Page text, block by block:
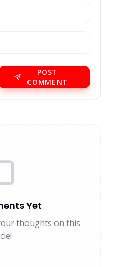
POST
COMMENT
Yet
thoughts on this